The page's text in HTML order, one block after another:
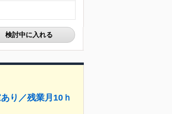
検討中に入れる
り／残業月10ｈ